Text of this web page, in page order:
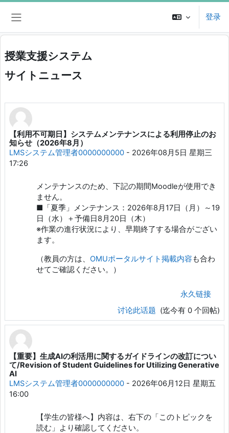
跳到主要内容
登录
授業支援システム
サイトニュース
【利用不可期日】システムメンテナンスによる利用停止のお
知らせ（2026年8月）
LMSシステム管理者0000000000 - 2026年08月5日 星期三
17:26
メンテナンスのため、下記の期間Moodleが使用でき
ません。
■「夏季」メンテナンス：2026年8月17日（月）～19
日（水）＋予備日8月20日（木）
※作業の進行状況により、早期終了する場合がござい
ます。
（教員の方は、 OMUポータルサイト掲載内容 も合わ
せてご確認ください。）
永久链接
讨论此话题 (迄今有 0 个回帖)
【重要】生成AIの利活用に関するガイドラインの改訂につい
て/Revision of Student Guidelines for Utilizing Generative
AI
LMSシステム管理者0000000000 - 2026年06月12日 星期五
16:00
【学生の皆様へ】内容は、右下の「このトピックを
読む」より確認してください。